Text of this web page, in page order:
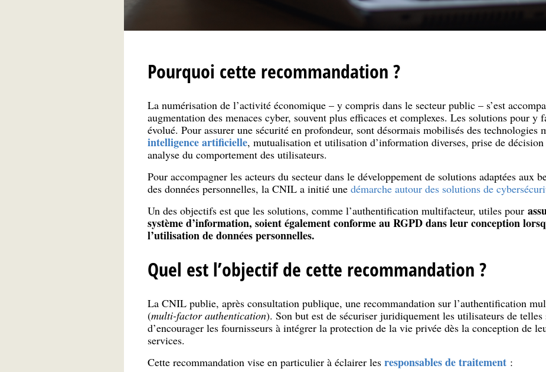
Pourquoi cette recommandation ?
La numérisation de l’activité économique – y compris dans le secteur public – s’est
augmentation des menaces cyber, souvent plus efficaces et complexes. Les solutions pour y
évolué. Pour assurer une sécurité en profondeur, sont désormais mobilisés des technologies
intelligence artificielle, mutualisation et utilisation d’information diverses, prise de décision
analyse du comportement des utilisateurs.
Pour accompagner les acteurs du secteur dans le développement de solutions adaptées aux
des données personnelles, la CNIL a initié une démarche autour des solutions de
Un des objectifs est que les solutions, comme l’authentification multifacteur, utiles pour
système d’information, soient également conforme au RGPD dans leur conception
l’utilisation de données personnelles.
Quel est l’objectif de cette recommandation ?
La CNIL publie, après consultation publique, une recommandation sur l’authentification
(multi-factor authentication). Son but est de sécuriser juridiquement les utilisateurs de telles
d’encourager les fournisseurs à intégrer la protection de la vie privée dès la conception de
services.
Cette recommandation vise en particulier à éclairer les responsables de traitement: